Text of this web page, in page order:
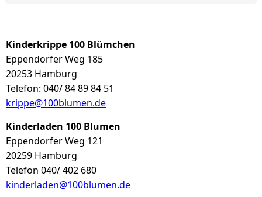
Kinderkrippe 100 Blümchen
Eppendorfer Weg 185
20253 Hamburg
Telefon: 040/ 84 89 84 51
krippe@100blumen.de
Kinderladen 100 Blumen
Eppendorfer Weg 121
20259 Hamburg
Telefon 040/ 402 680
kinderladen@100blumen.de